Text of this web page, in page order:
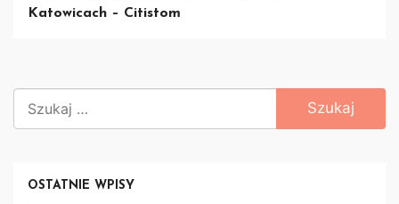
Katowicach – Citistom
OSTATNIE WPISY